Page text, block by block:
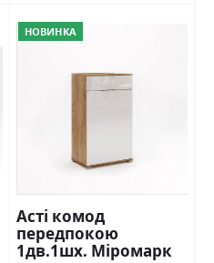
НОВИНКА
Асті комод
передпокою
1дв.1шх. Міромарк